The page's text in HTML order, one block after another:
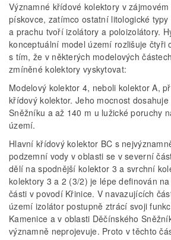
Významné křídové kolektory v
pískovce, zatímco ostatní litologické
a prachu tvoří izolátory a poloizolátory.
konceptuální model území rozlišuje čtyři
s tím, že v některých modelových
zmíněné kolektory vyskytovat:
Modelový kolektor 4, neboli kolektor A,
křídový kolektor. Jeho mocnost
Sněžníku a až 140 m u lužické poruchy
území.
Hlavní křídový kolektor BC s
podzemní vody v oblasti se v severní
dělí na spodnější kolektor 3 a svrchní
kolektory 3 a 2 (3/2) je lépe definován
části v povodí Křinice. V navazujících
území izolátor postupně ztrácí svoji
Kamenice a v oblasti Děčínského
významně neprojevuje. Proto v těchto